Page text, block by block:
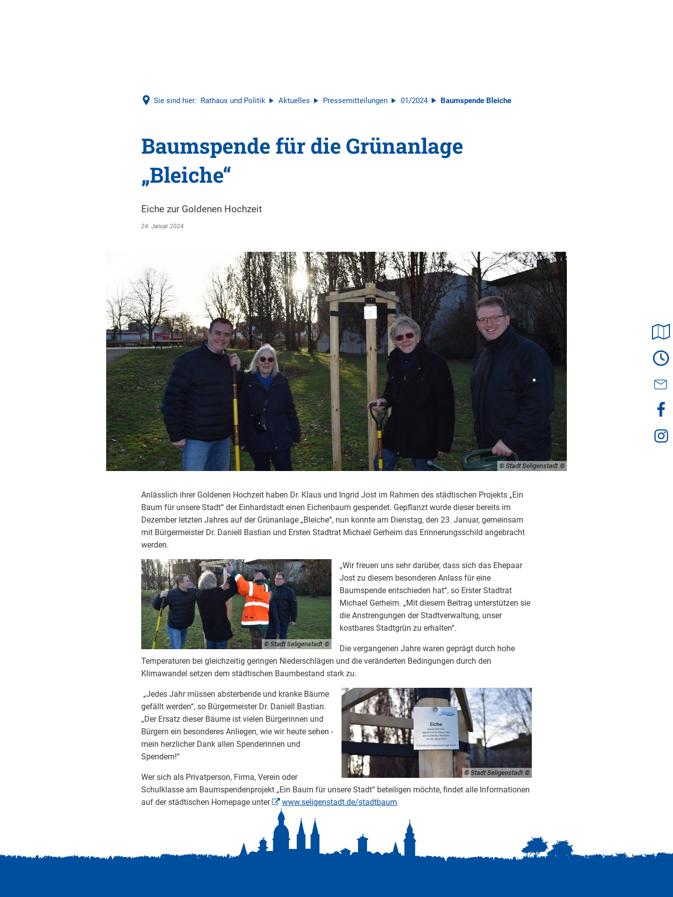
Sie sind hier: Rathaus und Politik Aktuelles Pressemitteilungen 01/2024 Baumspende Bleiche
Baumspende für die Grünanlage
„Bleiche“
Eiche zur Goldenen Hochzeit
24. Januar 2024
© Stadt Seligenstadt
Anlässlich ihrer Goldenen Hochzeit haben Dr. Klaus und Ingrid Jost im Rahmen des städtischen Projekts „Ein
Baum für unsere Stadt“ der Einhardstadt einen Eichenbaum gespendet. Gepflanzt wurde dieser bereits im
Dezember letzten Jahres auf der Grünanlage „Bleiche“, nun konnte am Dienstag, den 23. Januar, gemeinsam
mit Bürgermeister Dr. Daniell Bastian und Ersten Stadtrat Michael Gerheim das Erinnerungsschild angebracht
werden.
© Stadt Seligenstadt
„Wir freuen uns sehr darüber, dass sich das Ehepaar
Jost zu diesem besonderen Anlass für eine
Baumspende entschieden hat“, so Erster Stadtrat
Michael Gerheim. „Mit diesem Beitrag unterstützen sie
die Anstrengungen der Stadtverwaltung, unser
kostbares Stadtgrün zu erhalten“.
Die vergangenen Jahre waren geprägt durch hohe
Temperaturen bei gleichzeitig geringen Niederschlägen und die veränderten Bedingungen durch den
Klimawandel setzen dem städtischen Baumbestand stark zu.
© Stadt Seligenstadt
„Jedes Jahr müssen absterbende und kranke Bäume
gefällt werden“, so Bürgermeister Dr. Daniell Bastian.
„Der Ersatz dieser Bäume ist vielen Bürgerinnen und
Bürgern ein besonderes Anliegen, wie wir heute sehen -
mein herzlicher Dank allen Spenderinnen und
Spendern!“
Wer sich als Privatperson, Firma, Verein oder
Schulklasse am Baumspendenprojekt „Ein Baum für unsere Stadt“ beteiligen möchte, findet alle Informationen
auf der städtischen Homepage unter
www.seligenstadt.de/stadtbaum.